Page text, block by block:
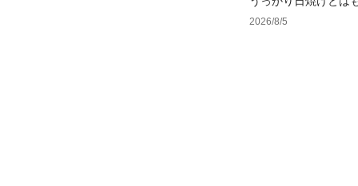
で見つけるUV対策ウ
2026/8/5